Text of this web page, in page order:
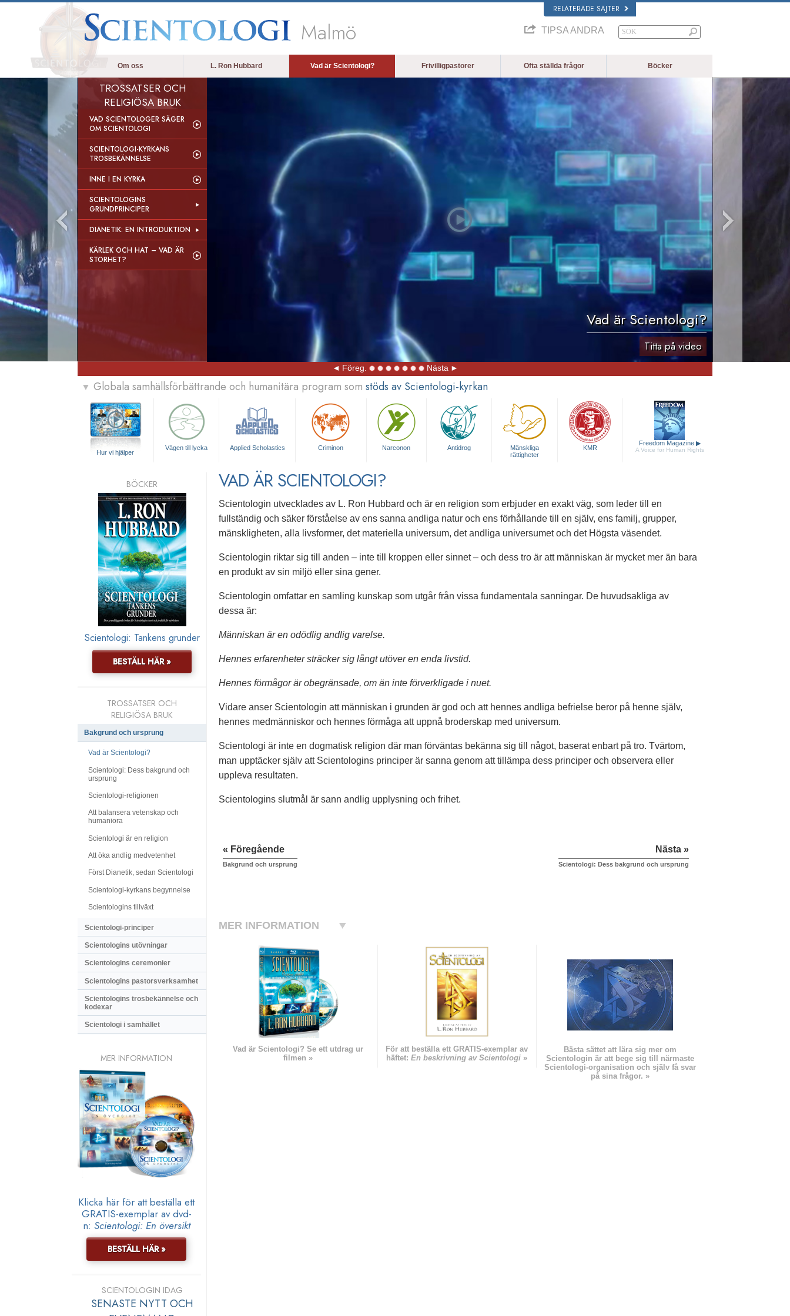
RELATERADE SAJTER
Malmö TIPSA ANDRA
Om oss L. Ron Hubbard Vad är Scientologi? Frivilligpastorer Ofta ställda frågor Böcker
TROSSATSER OCH
RELIGIÖSA BRUK
VAD SCIENTOLOGER SÄGER
OM SCIENTOLOGI
SCIENTOLOGI-KYRKANS
TROSBEKÄNNELSE
INNE I EN KYRKA
SCIENTOLOGINS
GRUNDPRINCIPER
DIANETIK: EN INTRODUKTION
KÄRLEK OCH HAT – VAD ÄR
STORHET?
Vad är Scientologi?
Titta på video
Föreg. Nästa
▼ Globala samhällsförbättrande och humanitära program som stöds av Scientologi-kyrkan
Hur vi hjälper
Vägen till lycka Applied Scholastics Criminon Narconon Antidrog
Mänskliga
rättigheter
KMR
Freedom Magazine ▶
A Voice for Human Rights
VAD ÄR SCIENTOLOGI?
Scientologin utvecklades av L. Ron Hubbard och är en religion som erbjuder en exakt väg, som leder till en
fullständig och säker förståelse av ens sanna andliga natur och ens förhållande till en själv, ens familj, grupper,
mänskligheten, alla livsformer, det materiella universum, det andliga universumet och det Högsta väsendet.
Scientologin riktar sig till anden – inte till kroppen eller sinnet – och dess tro är att människan är mycket mer än bara
en produkt av sin miljö eller sina gener.
Scientologin omfattar en samling kunskap som utgår från vissa fundamentala sanningar. De huvudsakliga av
dessa är:
Människan är en odödlig andlig varelse.
Hennes erfarenheter sträcker sig långt utöver en enda livstid.
Hennes förmågor är obegränsade, om än inte förverkligade i nuet.
Vidare anser Scientologin att människan i grunden är god och att hennes andliga befrielse beror på henne själv,
hennes medmänniskor och hennes förmåga att uppnå broderskap med universum.
Scientologi är inte en dogmatisk religion där man förväntas bekänna sig till något, baserat enbart på tro. Tvärtom,
man upptäcker själv att Scientologins principer är sanna genom att tillämpa dess principer och observera eller
uppleva resultaten.
Scientologins slutmål är sann andlig upplysning och frihet.
« Föregående
Bakgrund och ursprung
Nästa »
Scientologi: Dess bakgrund och ursprung
MER INFORMATION
Vad är Scientologi? Se ett utdrag ur
filmen »
För att beställa ett GRATIS-exemplar av
häftet:En beskrivning av Scientologi »
Bästa sättet att lära sig mer om
Scientologin är att bege sig till närmaste
Scientologi-organisation och själv få svar
på sina frågor. »
BÖCKER
Scientologi: Tankens grunder
BESTÄLL HÄR »
TROSSATSER OCH
RELIGIÖSA BRUK
Bakgrund och ursprung
Vad är Scientologi?
Scientologi: Dess bakgrund och
ursprung
Scientologi-religionen
Att balansera vetenskap och
humaniora
Scientologi är en religion
Att öka andlig medvetenhet
Först Dianetik, sedan Scientologi
Scientologi-kyrkans begynnelse
Scientologins tillväxt
Scientologi-principer
Scientologins utövningar
Scientologins ceremonier
Scientologins pastorsverksamhet
Scientologins trosbekännelse och
kodexar
Scientologi i samhället
MER INFORMATION
Klicka här för att beställa ett
GRATIS-exemplar av dvd-
n: Scientologi: En översikt
BESTÄLL HÄR »
SCIENTOLOGIN IDAG
SENASTE NYTT OCH